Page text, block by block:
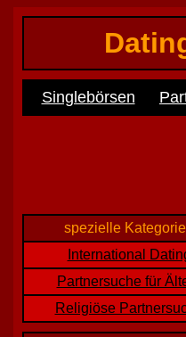
Singlebörsen
spezielle
International
Partnersuche für
Religiöse